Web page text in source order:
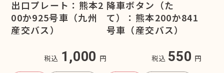
出口プレート：熊本2
00か925号車（九州
産交バス）
税込 1,000 円
降車ボタン（た
て）：熊本200か841
号車（産交バス）
税込 550 円